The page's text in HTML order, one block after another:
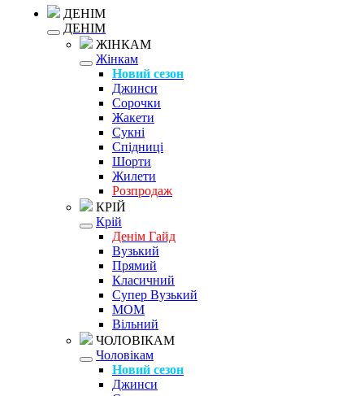
ДЕНІМ
ДЕНІМ
ЖІНКАМ
Жінкам
Новий сезон
Джинси
Сорочки
Жакети
Сукні
Спідниці
Шорти
Жилети
Розпродаж
КРІЙ
Крій
Денім Гайд
Вузький
Прямий
Класичний
Супер Вузький
MOM
Вільний
ЧОЛОВІКАМ
Чоловікам
Новий сезон
Джинси